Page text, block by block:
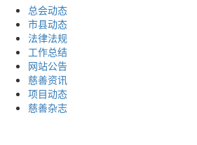
总会动态
市县动态
法律法规
工作总结
网站公告
慈善资讯
项目动态
慈善杂志